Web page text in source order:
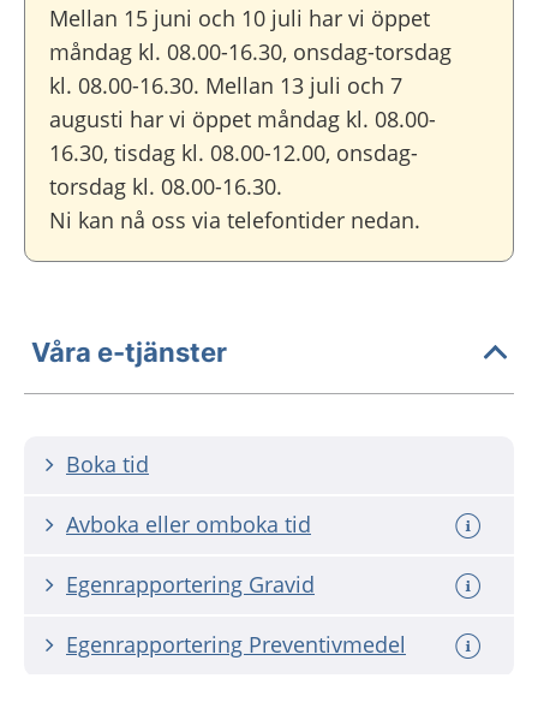
Mellan 15 juni och 10 juli har vi öppet
måndag kl. 08.00-16.30, onsdag-torsdag
kl. 08.00-16.30. Mellan 13 juli och 7
augusti har vi öppet måndag kl. 08.00-
16.30, tisdag kl. 08.00-12.00, onsdag-
torsdag kl. 08.00-16.30.
Ni kan nå oss via telefontider nedan.
Våra e-tjänster
Boka tid
Avboka eller omboka tid
Egenrapportering Gravid
Egenrapportering Preventivmedel